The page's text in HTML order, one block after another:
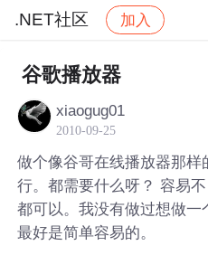
.NET社区 加入
社区 .NET社区
谷歌播放器
xiaogug01
2010-09-25
做个像谷哥在线播放器那
行。都需要什么呀？ 容易
都可以。我没有做过想做一
最好是简单容易的。